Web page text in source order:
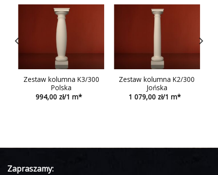
Zestaw kolumna K3/300
Polska
994,00
Zestaw kolumna K2/300
Jońska
1 079,00
Zapraszamy: